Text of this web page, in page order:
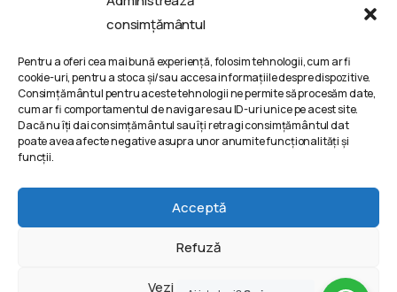
consimțământul
Pentru a oferi cea mai bună experiență, folosim tehnologii, cum ar fi
cookie-uri, pentru a stoca și/sau accesa informațiile despre dispozitive.
Consimțământul pentru aceste tehnologii ne permite să procesăm date,
cum ar fi comportamentul de navigare sau ID-uri unice pe acest site.
Dacă nu îți dai consimțământul sau îți retragi consimțământul dat
poate avea afecte negative asupra unor anumite funcționalități și
funcții.
Acceptă
Refuză
Vezi preferințele
Bd. Metalurgiei 132, Bucharest, Romania
Discuta cu un consultant
Termeni si conditii
Politica de Confidentialitate
2025 | VIVINET PRO SRL © All rights reserved @ Powered